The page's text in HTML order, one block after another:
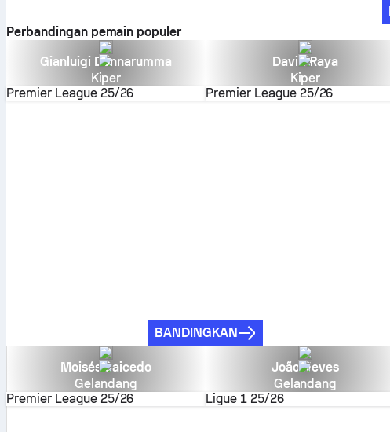
Perbandingan pemain populer
Gianluigi Donnarumma
Kiper
Premier League 25/26
David Raya
Kiper
Premier League 25/26
BANDINGKAN
Moisés Caicedo
Gelandang
Premier League 25/26
João Neves
Gelandang
Ligue 1 25/26